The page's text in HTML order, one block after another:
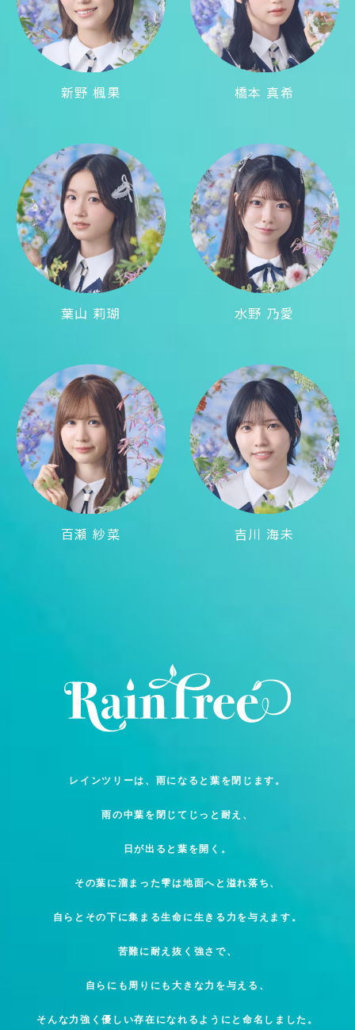
新野 楓果 橋本 真希
葉山 莉瑚 水野 乃愛
百瀬 紗菜 吉川 海未
レインツリーは、雨になると葉を閉じます。
雨の中葉を閉じてじっと耐え、
日が出ると葉を開く。
その葉に溜まった雫は地面へと溢れ落ち、
自らとその下に集まる生命に生きる力を与えます。
苦難に耐え抜く強さで、
自らにも周りにも大きな力を与える、
そんな力強く優しい存在になれるようにと命名しました。